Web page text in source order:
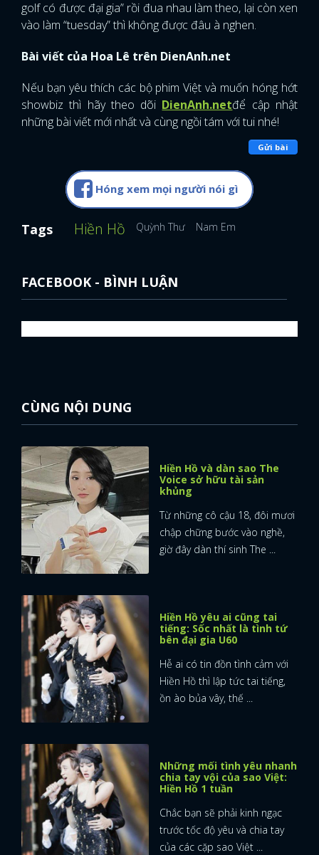
golf có được đại gia” rồi đua nhau làm theo, lại còn xen
vào làm “tuesday” thì không được đâu à nghen.
Bài viết của Hoa Lê trên DienAnh.net
Nếu bạn yêu thích các bộ phim Việt và muốn hóng hớt
showbiz thì hãy theo dõi DienAnh.netđể cập nhật
những bài viết mới nhất và cùng ngồi tám với tui nhé!
Gửi bài
Hóng xem mọi người nói gì
Tags Hiền Hồ Quỳnh Thư Nam Em
FACEBOOK - BÌNH LUẬN
CÙNG NỘI DUNG
Hiền Hồ và dàn sao The
Voice sở hữu tài sản
khủng
Từ những cô cậu 18, đôi mươi
chập chững bước vào nghề,
giờ đây dàn thí sinh The ...
Hiền Hồ yêu ai cũng tai
tiếng: Sốc nhất là tình tứ
bên đại gia U60
Hễ ai có tin đồn tình cảm với
Hiền Hồ thì lập tức tai tiếng,
ồn ào bủa vây, thế ...
Những mối tình yêu nhanh
chia tay vội của sao Việt:
Hiền Hồ 1 tuần
Chắc bạn sẽ phải kinh ngạc
trước tốc độ yêu và chia tay
của các cặp sao Việt ...